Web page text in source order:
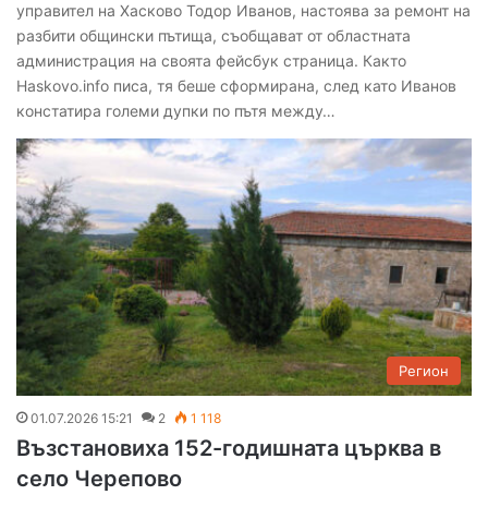
управител на Хасково Тодор Иванов, настоява за ремонт на
разбити общински пътища, съобщават от областната
администрация на своята фейсбук страница. Както
Haskovo.info писа, тя беше сформирана, след като Иванов
констатира големи дупки по пътя между…
Регион
01.07.2026 15:21 2 1 118
Възстановиха 152-годишната църква в
село Черепово